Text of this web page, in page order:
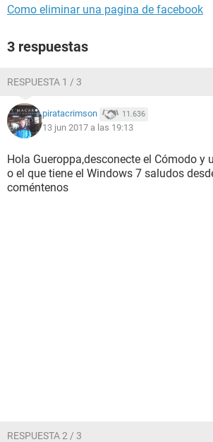
Como eliminar una pagina de facebook
3 respuestas
RESPUESTA 1 / 3
piratacrimson 11.636
13 jun 2017 a las 19:13
Hola Gueroppa,desconecte el Cómodo y
o el que tiene el Windows 7 saludos
coméntenos
RESPUESTA 2 / 3